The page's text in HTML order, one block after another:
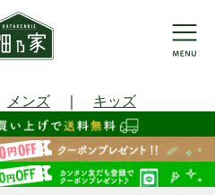
メンズ ｜ キッズ